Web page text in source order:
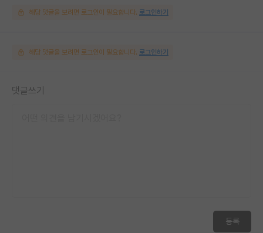
해당 댓글을 보려면 로그인이 필요합니다. 로그인하기
해당 댓글을 보려면 로그인이 필요합니다. 로그인하기
댓글쓰기
등록